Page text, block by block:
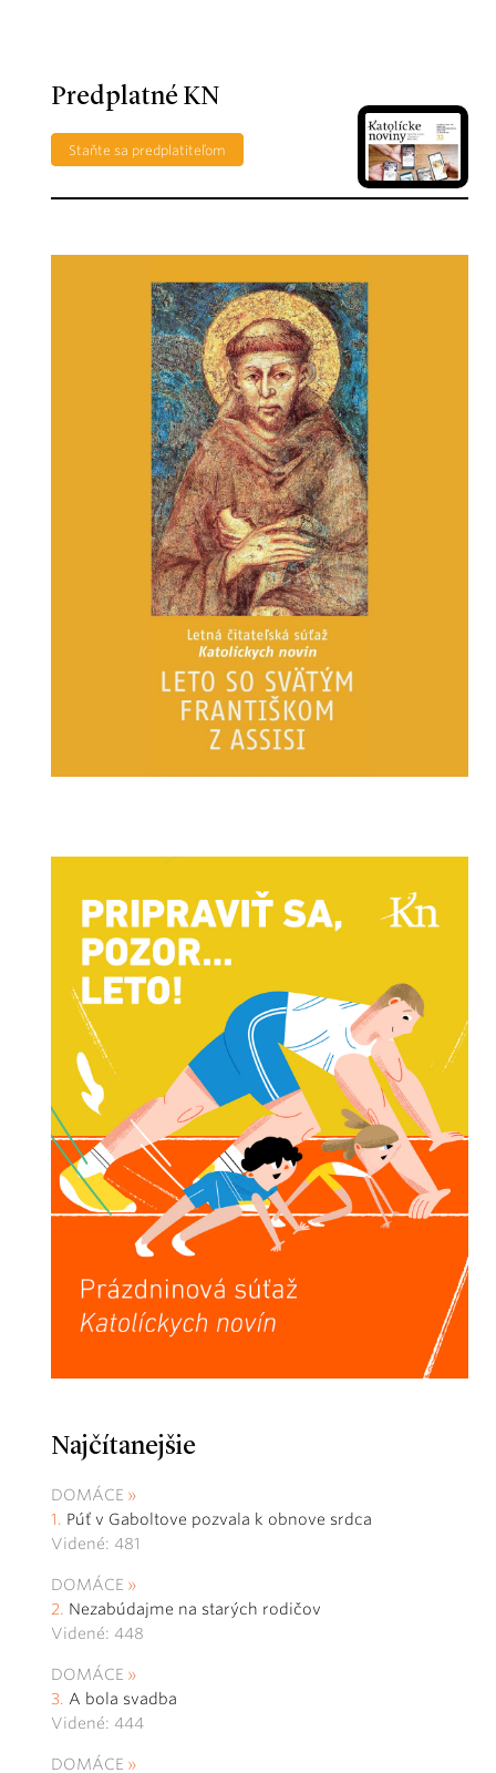
Predplatné KN
Staňte sa predplatiteľom
Najčítanejšie
DOMÁCE
Púť v Gaboltove pozvala k obnove srdca
Videné: 481
DOMÁCE
Nezabúdajme na starých rodičov
Videné: 448
DOMÁCE
A bola svadba
Videné: 444
DOMÁCE